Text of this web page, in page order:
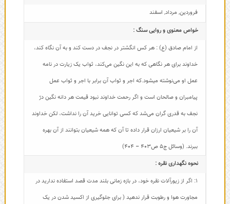
فروردین, مرداد, اسفند
خواص معنوی و روایی سنگ :
از امام صادق (ع) : هر کس انگشتر در نجف در دست کند و به آن نگاه کند،
خداوند برای هر نگاهی که به این نگین می‌کند، ثواب یک زیارت در نامه
عمل او می‌نوشته میشود.که اجر و ثواب آن برابر با اجر و ثواب عمل
پیامبران و صالحان است و اگر رحمت خداوند نبود قیمت هر دانه نگین درّ
نجف به قدری گران می‌شد که کسی توانایی خرید آن را نداشت، لکن خداوند
آن را بر شیعیان ارزان قرار داده تا آن که همه شیعیان بتوانند از آن بهره
ببرند. (وسائل ج5 ص403 – 404)
نحوه نگهداری نقره :
1: اگر از زیورآلات نقره خود، در بازه زمانی بلند مدت قصد استفاده ندارید در
مجاورت هوا و رطوبت قرار ندهید ( برای جلوگیری از اکسید شدن در یک